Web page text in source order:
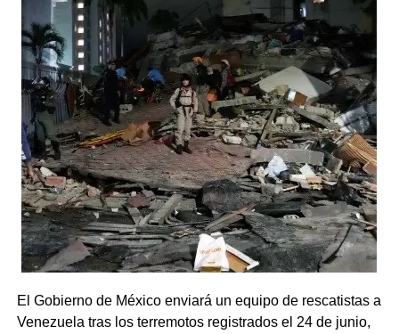
El Gobierno de México enviará un equipo de rescatistas a
Venezuela tras los terremotos registrados el 24 de junio,